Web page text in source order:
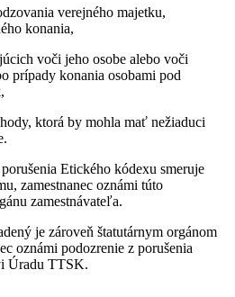
verejného majetku,
konania,
voči jeho osobe alebo voči
prípady konania osobami pod
ktorá by mohla mať nežiaduci
Etického kódexu smeruje
zamestnanec oznámi túto
zamestnávateľa.
je zároveň štatutárnym orgánom
oznámi podozrenie z porušenia
Úradu TTSK.